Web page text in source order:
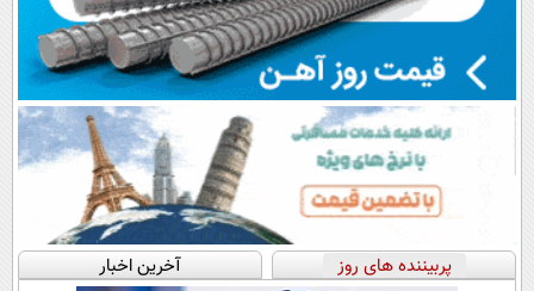
پربیننده های روز آخرین اخبار